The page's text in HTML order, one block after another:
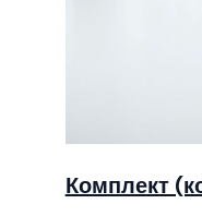
Комплект